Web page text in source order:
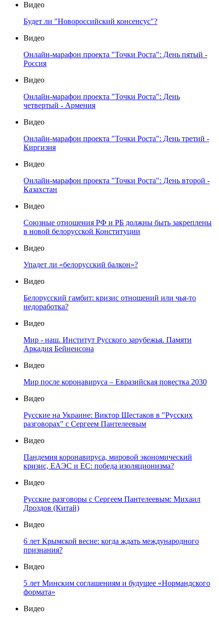
Видео
Будет ли "Новороссийский консенсус"?
Видео
Онлайн-марафон проекта "Точки Роста": День пятый -
Россия
Видео
Онлайн-марафон проекта "Точки Роста": День
четвертый - Армения
Видео
Онлайн-марафон проекта "Точки Роста": День третий -
Киргизия
Видео
Онлайн-марафон проекта "Точки Роста": День второй -
Казахстан
Видео
Союзные отношения РФ и РБ должны быть закреплены
в новой белорусской Конституции
Видео
Упадет ли «белорусский балкон»?
Видео
Белорусский гамбит: кризис отношений или чья-то
недоработка?
Видео
Мир - наш. Институт Русского зарубежья. Памяти
Аркадия Бейненсона
Видео
Мир после коронавируса – Евразийская повестка 2030
Видео
Русские на Украине: Виктор Шестаков в "Русских
разговорах" с Сергеем Пантелеевым
Видео
Пандемия коронавируса, мировой экономический
кризис, ЕАЭС и ЕС: победа изоляционизма?
Видео
Русские разговоры с Сергеем Пантелеевым: Михаил
Дроздов (Китай)
Видео
6 лет Крымской весне: когда ждать международного
признания?
Видео
5 лет Минским соглашениям и будущее «Нормандского
формата»
Видео